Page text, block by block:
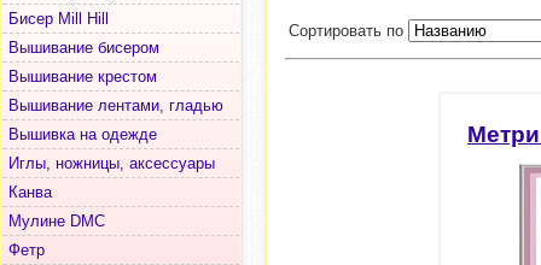
Бисер Mill Hill
Вышивание бисером
Вышивание крестом
Вышивание лентами, гладью
Вышивка на одежде
Иглы, ножницы, аксессуары
Канва
Мулине DMC
Фетр
Сортировать по